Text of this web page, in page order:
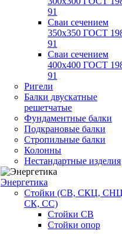
91
Сваи сечением
350х350 ГОСТ
91
Сваи сечением
400х400 ГОСТ
91
Ригели
Балки двускатные
решетчатые
Фундаментные балки
Подкрановые балки
Стропильные балки
Колонны
Нестандартные изделия
Энергетика
Стойки (СВ, СКЦ,
СК, СС)
Стойки СВ
Стойки опор